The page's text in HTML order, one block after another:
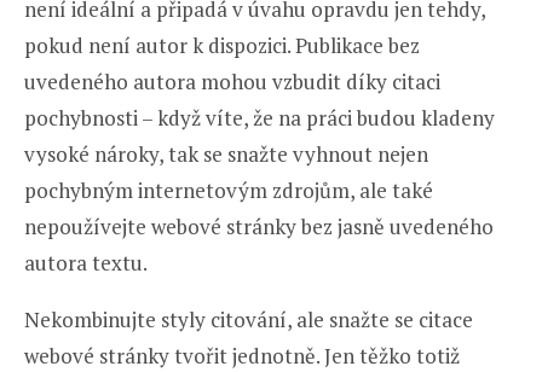
není ideální a připadá v úvahu opravdu jen tehdy,
pokud není autor k dispozici. Publikace bez
uvedeného autora mohou vzbudit díky citaci
pochybnosti – když víte, že na práci budou kladeny
vysoké nároky, tak se snažte vyhnout nejen
pochybným internetovým zdrojům, ale také
nepoužívejte webové stránky bez jasně uvedeného
autora textu.
Nekombinujte styly citování, ale snažte se citace
webové stránky tvořit jednotně. Jen těžko totiž